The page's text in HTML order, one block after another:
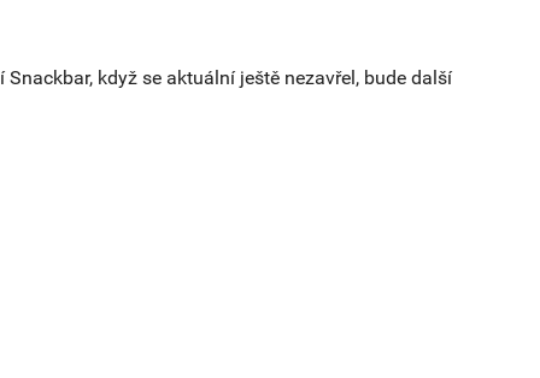
když se aktuální ještě nezavřel, bude další